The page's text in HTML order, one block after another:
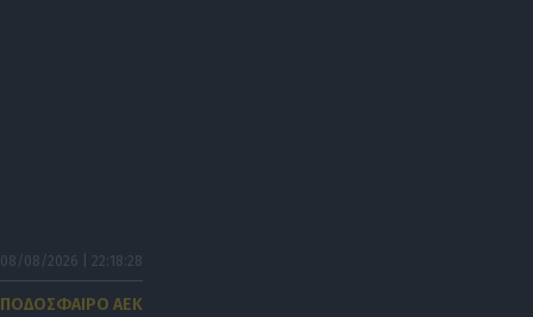
08/08/2026 | 22:18:28
ΠΟΔΟΣΦΑΙΡΟ ΑΕΚ